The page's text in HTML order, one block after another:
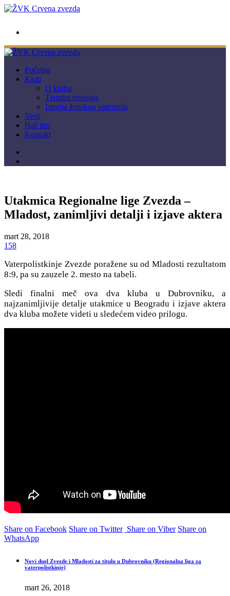
Početna
Klub
O klubu
Termini treninga
Istorija ženskog vaterpola
Vesti
Naš tim
Kontakt
Utakmica Regionalne lige Zvezda –
Mladost, zanimljivi detalji i izjave aktera
mart 28, 2018
158
Vaterpolistkinje Zvezde poražene su od Mladosti rezultatom
8:9, pa su zauzele 2. mesto na tabeli.
Sledi finalni meč ova dva kluba u Dubrovniku, a
najzanimljivije detalje utakmice u Beogradu i izjave aktera
dva kluba možete videti u sledećem video prilogu.
Share on Facebook Share on Twitter Share on Viber Share on
WhatsApp
Novi duel Zvezde i Mladosti za titulu u Dubrovniku (Regionalna liga za
vaterpolistkinje)
mart 26, 2018